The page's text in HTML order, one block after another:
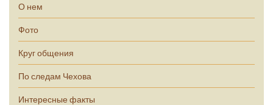
О нем
Фото
Круг общения
По следам Чехова
Интересные факты